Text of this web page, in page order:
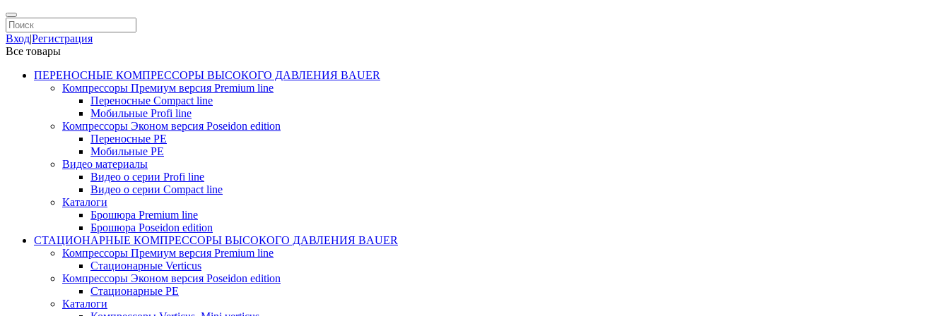
Вход|Регистрация
Все товары
ПЕРЕНОСНЫЕ КОМПРЕССОРЫ ВЫСОКОГО ДАВЛЕНИЯ BAUER
Компрессоры Премиум версия Premium line
Переносные Compact line
Мобильные Profi line
Компрессоры Эконом версия Poseidon edition
Переносные PE
Мобильные PE
Видео материалы
Видео о серии Profi line
Видео о серии Compact line
Каталоги
Брошюра Premium line
Брошюра Poseidon edition
СТАЦИОНАРНЫЕ КОМПРЕССОРЫ ВЫСОКОГО ДАВЛЕНИЯ BAUER
Компрессоры Премиум версия Premium line
Стационарные Verticus
Компрессоры Эконом версия Poseidon edition
Стационарные PE
Каталоги